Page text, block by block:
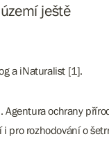
ještě
a iNaturalist [1].
ochrany
pro rozhodování o